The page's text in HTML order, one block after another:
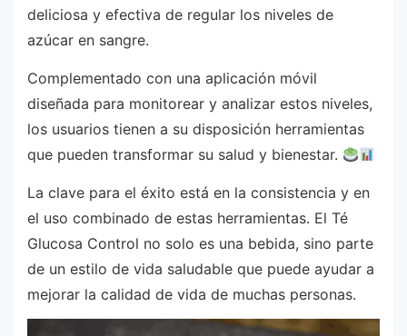
deliciosa y efectiva de regular los niveles de
azúcar en sangre.
Complementado con una aplicación móvil
diseñada para monitorear y analizar estos niveles,
los usuarios tienen a su disposición herramientas
que pueden transformar su salud y bienestar.
La clave para el éxito está en la consistencia y en
el uso combinado de estas herramientas. El Té
Glucosa Control no solo es una bebida, sino parte
de un estilo de vida saludable que puede ayudar a
mejorar la calidad de vida de muchas personas.